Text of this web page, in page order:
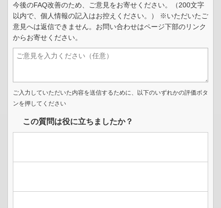
今後のFAQ改善のため、ご意見をお寄せください。（200文字
以内で、個人情報の記入はお控えください。） ※いただいたご
意見へは返信できません。お問い合わせはページ下部のリンク
からお寄せください。
ご入力していただいた内容を送信するために、以下のいずれかの評価ボタ
ンを押してください
この質問は役に立ちましたか？